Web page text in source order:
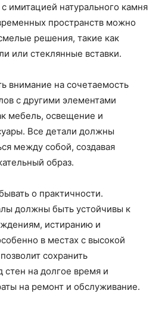
имитацией натурального камня
пространств можно
решения, такие как
или стеклянные вставки.
внимание на сочетаемость
с другими элементами
мебель, освещение и
Все детали должны
между собой, создавая
образ.
о практичности.
должны быть устойчивы к
истиранию и
в местах с высокой
сохранить
стен на долгое время и
на ремонт и обслуживание.